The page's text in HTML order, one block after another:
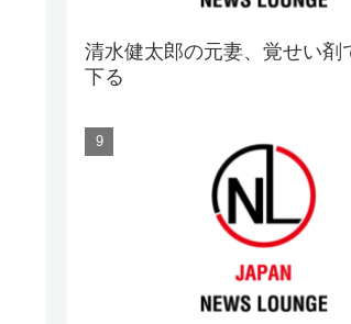
清水健太郎の元妻、覚せい剤
下る